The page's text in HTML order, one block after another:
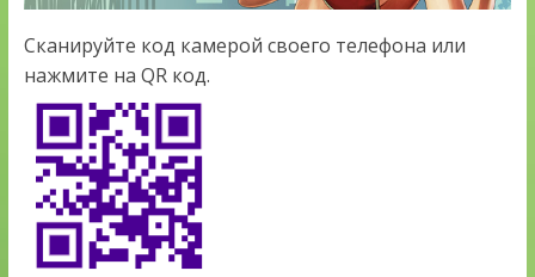
Сканируйте код камерой своего телефона или
нажмите на QR код.